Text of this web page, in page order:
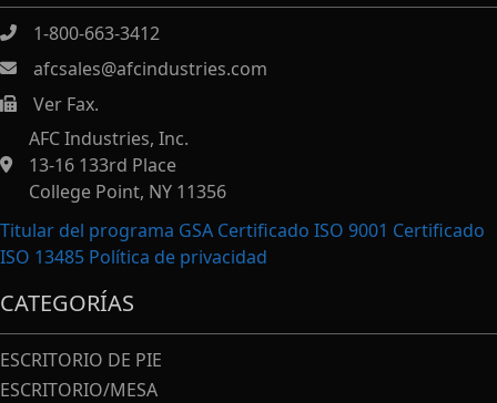
1-800-663-3412
afcsales@afcindustries.com
https://afcindustries.com/contact/#:~:text=Fax
Ver Fax.
AFC Industries, Inc.
13-16 133rd Place
College Point, NY 11356
Titular del programa GSA Certificado ISO 9001 Certificado
ISO 13485 Política de privacidad
CATEGORÍAS
ESCRITORIO DE PIE
ESCRITORIO/MESA